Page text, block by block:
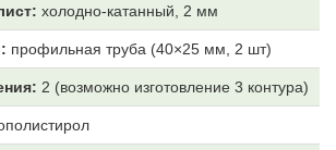
холодно-катанный, 2 мм
профильная труба (40×25 мм, 2 шт)
2 (возможно изготовление 3 контура)